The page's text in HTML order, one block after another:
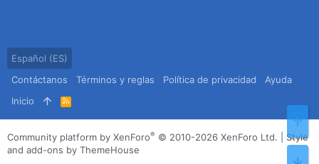
Español (ES)
Contáctanos
Términos y reglas Política de privacidad
Ayuda
Inicio
R
S
S
Community platform by XenForo® © 2010-2026 XenForo Ltd.
Style
and add-ons by ThemeHouse